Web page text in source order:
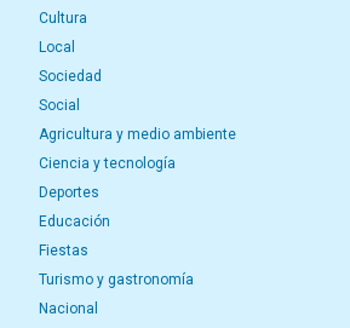
Cultura
Local
Sociedad
Social
Agricultura y medio ambiente
Ciencia y tecnología
Deportes
Educación
Fiestas
Turismo y gastronomía
Nacional